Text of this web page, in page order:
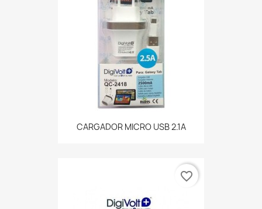
CARGADOR MICRO USB 2.1A
favorite_border